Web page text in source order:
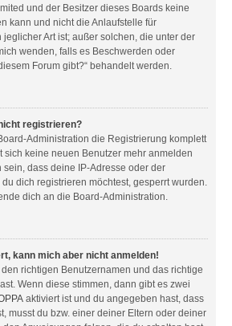
und der Besitzer dieses Boards keine
kann und nicht die Anlaufstelle für
Art ist; außer solchen, die unter der
wenden, falls es Beschwerden oder
Forum gibt?“ behandelt werden.
registrieren?
Administration die Registrierung komplett
sich keine neuen Benutzer mehr anmelden
sein, dass deine IP-Adresse oder der
dich registrieren möchtest, gesperrt wurden.
dich an die Board-Administration.
kann mich aber nicht anmelden!
richtigen Benutzernamen und das richtige
Wenn diese stimmen, dann gibt es zwei
aktiviert ist und du angegeben hast, dass
musst du bzw. einer deiner Eltern oder deiner